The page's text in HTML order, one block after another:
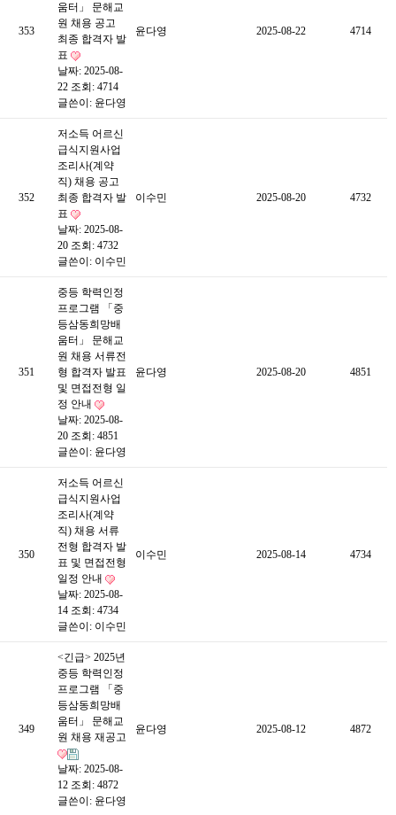
353
움터」 문해교
원 채용 공고
최종 합격자 발
표
날짜: 2025-08-
22 조회: 4714
글쓴이: 윤다영
윤다영 2025-08-22 4714
352
저소득 어르신
급식지원사업
조리사(계약
직) 채용 공고
최종 합격자 발
표
날짜: 2025-08-
20 조회: 4732
글쓴이: 이수민
이수민 2025-08-20 4732
351
중등 학력인정
프로그램 「중
등삼동희망배
움터」 문해교
원 채용 서류전
형 합격자 발표
및 면접전형 일
정 안내
날짜: 2025-08-
20 조회: 4851
글쓴이: 윤다영
윤다영 2025-08-20 4851
350
저소득 어르신
급식지원사업
조리사(계약
직) 채용 서류
전형 합격자 발
표 및 면접전형
일정 안내
날짜: 2025-08-
14 조회: 4734
글쓴이: 이수민
이수민 2025-08-14 4734
349
<긴급> 2025년
중등 학력인정
프로그램 「중
등삼동희망배
움터」 문해교
원 채용 재공고
날짜: 2025-08-
12 조회: 4872
글쓴이: 윤다영
윤다영 2025-08-12 4872